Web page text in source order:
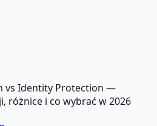
vs Identity Protection —
różnice i co wybrać w 2026